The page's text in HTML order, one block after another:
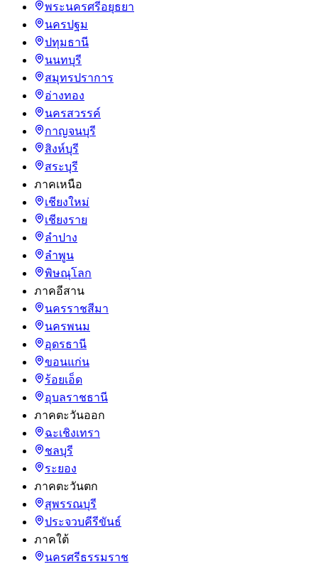
พระนครศรีอยุธยา
นครปฐม
ปทุมธานี
นนทบุรี
สมุทรปราการ
อ่างทอง
นครสวรรค์
กาญจนบุรี
สิงห์บุรี
สระบุรี
ภาคเหนือ
เชียงใหม่
เชียงราย
ลำปาง
ลำพูน
พิษณุโลก
ภาคอีสาน
นครราชสีมา
นครพนม
อุดรธานี
ขอนแก่น
ร้อยเอ็ด
อุบลราชธานี
ภาคตะวันออก
ฉะเชิงเทรา
ชลบุรี
ระยอง
ภาคตะวันตก
สุพรรณบุรี
ประจวบคีรีขันธ์
ภาคใต้
นครศรีธรรมราช